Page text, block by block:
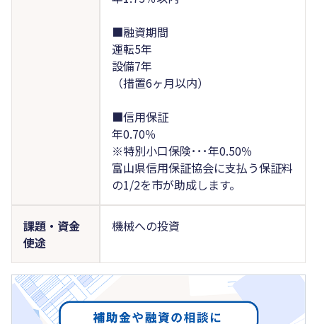
■融資期間
運転5年
設備7年
（措置6ヶ月以内）
■信用保証
年0.70％
※特別小口保険･･･年0.50％
富山県信用保証協会に支払う保証料
の1/2を市が助成します。
課題・資金
使途
機械への投資